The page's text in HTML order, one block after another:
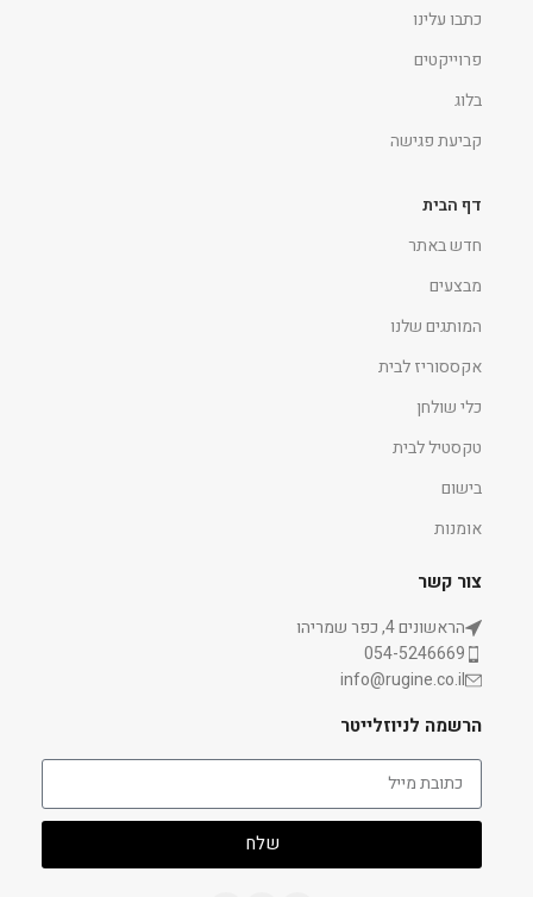
כתבו עלינו
פרוייקטים
בלוג
קביעת פגישה
דף הבית
חדש באתר
מבצעים
המותגים שלנו
אקססוריז לבית
כלי שולחן
טקסטיל לבית
בישום
אומנות
צור קשר
הראשונים 4, כפר שמריהו
054-5246669
info@rugine.co.il
הרשמה לניוזלייטר
שלח